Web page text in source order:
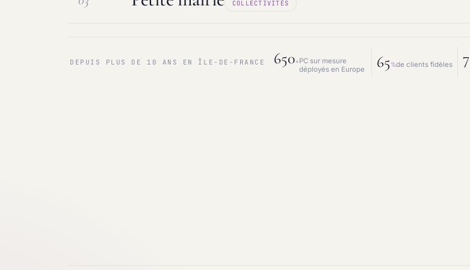
Maintenance & infogérance PC sur mesure
COLLECTIVITÉS
DEPUIS PLUS DE 10 ANS EN ÎLE-DE-FRANCE
650+PC sur mesure
déployés en Europe
65%de clients fidèles 7